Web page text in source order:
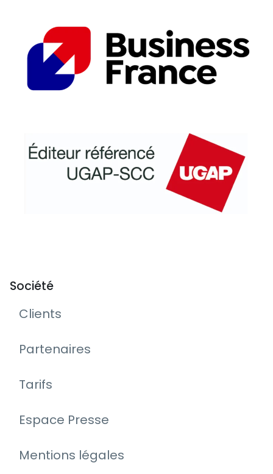
Société
Clients
Partenaires
Tarifs
Espace Presse
Mentions légales